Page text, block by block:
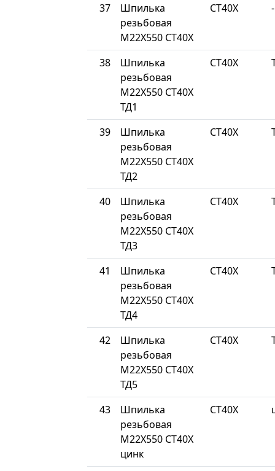
37
Шпилька
резьбовая
М22Х550 СТ40Х
СТ40Х -
38
Шпилька
резьбовая
М22Х550 СТ40Х
ТД1
СТ40Х
39
Шпилька
резьбовая
М22Х550 СТ40Х
ТД2
СТ40Х
40
Шпилька
резьбовая
М22Х550 СТ40Х
ТД3
СТ40Х
41
Шпилька
резьбовая
М22Х550 СТ40Х
ТД4
СТ40Х
42
Шпилька
резьбовая
М22Х550 СТ40Х
ТД5
СТ40Х
43
Шпилька
резьбовая
М22Х550 СТ40Х
цинк
СТ40Х